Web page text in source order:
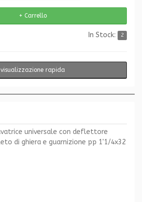
In Stock: 2
visualizzazione rapida